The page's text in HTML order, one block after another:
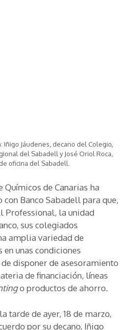
Iñigo Jáudenes, decano del Colegio,
del Sabadell y José Oriol Roca,
oficina del Sabadell.
de Canarias ha
Banco Sabadell para que,
Professional, la unidad
sus colegiados
amplia variedad de
unas condiciones
disponer de asesoramiento
de financiación, líneas
o productos de ahorro.
tarde de ayer, 18 de marzo,
por su decano, Iñigo